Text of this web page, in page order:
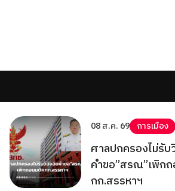
08 ส.ค. 69 การเมือง
ศาลปกครองไม่รับ
คำขอ”สรณ”เพิก
กก.สรรหาฯ